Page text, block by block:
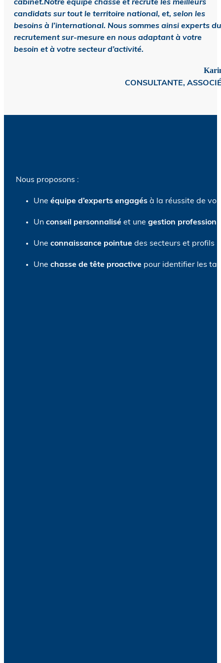
cabinet.Notre équipe chasse et recrute les meilleurs
candidats sur tout le territoire national, et, selon les
besoins à l’international. Nous sommes ainsi experts du
recrutement sur-mesure en nous adaptant à votre
besoin et à votre secteur d’activité.
CONSULTANTE,
Nous proposons :
Une équipe d’experts engagés à la réussite de
Un conseil personnalisé et une gestion
Une connaissance pointue des secteurs et profils
Une chasse de tête proactive pour identifier les